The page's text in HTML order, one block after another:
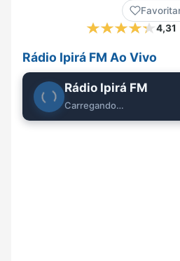
4,31
Rádio Ipirá FM Ao Vivo
Rádio Ipirá FM
Carregando…